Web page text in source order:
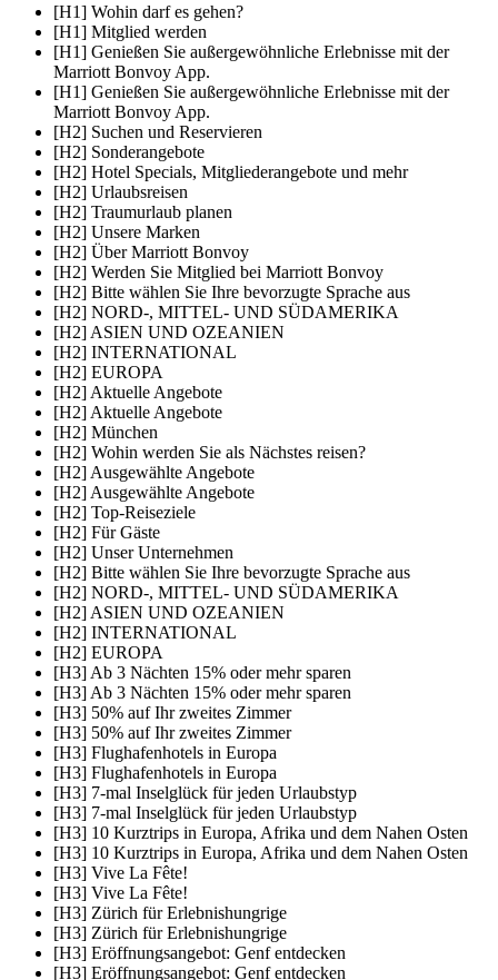
[H1] Wohin darf es gehen?
[H1] Mitglied werden
[H1] Genießen Sie außergewöhnliche Erlebnisse mit der
Marriott Bonvoy App.
[H1] Genießen Sie außergewöhnliche Erlebnisse mit der
Marriott Bonvoy App.
[H2] Suchen und Reservieren
[H2] Sonderangebote
[H2] Hotel Specials, Mitgliederangebote und mehr
[H2] Urlaubsreisen
[H2] Traumurlaub planen
[H2] Unsere Marken
[H2] Über Marriott Bonvoy
[H2] Werden Sie Mitglied bei Marriott Bonvoy
[H2] Bitte wählen Sie Ihre bevorzugte Sprache aus
[H2] NORD-, MITTEL- UND SÜDAMERIKA
[H2] ASIEN UND OZEANIEN
[H2] INTERNATIONAL
[H2] EUROPA
[H2] Aktuelle Angebote
[H2] Aktuelle Angebote
[H2] München
[H2] Wohin werden Sie als Nächstes reisen?
[H2] Ausgewählte Angebote
[H2] Ausgewählte Angebote
[H2] Top-Reiseziele
[H2] Für Gäste
[H2] Unser Unternehmen
[H2] Bitte wählen Sie Ihre bevorzugte Sprache aus
[H2] NORD-, MITTEL- UND SÜDAMERIKA
[H2] ASIEN UND OZEANIEN
[H2] INTERNATIONAL
[H2] EUROPA
[H3] Ab 3 Nächten 15% oder mehr sparen
[H3] Ab 3 Nächten 15% oder mehr sparen
[H3] 50% auf Ihr zweites Zimmer
[H3] 50% auf Ihr zweites Zimmer
[H3] Flughafenhotels in Europa
[H3] Flughafenhotels in Europa
[H3] 7-mal Inselglück für jeden Urlaubstyp
[H3] 7-mal Inselglück für jeden Urlaubstyp
[H3] 10 Kurztrips in Europa, Afrika und dem Nahen Osten
[H3] 10 Kurztrips in Europa, Afrika und dem Nahen Osten
[H3] Vive La Fête!
[H3] Vive La Fête!
[H3] Zürich für Erlebnishungrige
[H3] Zürich für Erlebnishungrige
[H3] Eröffnungsangebot: Genf entdecken
[H3] Eröffnungsangebot: Genf entdecken